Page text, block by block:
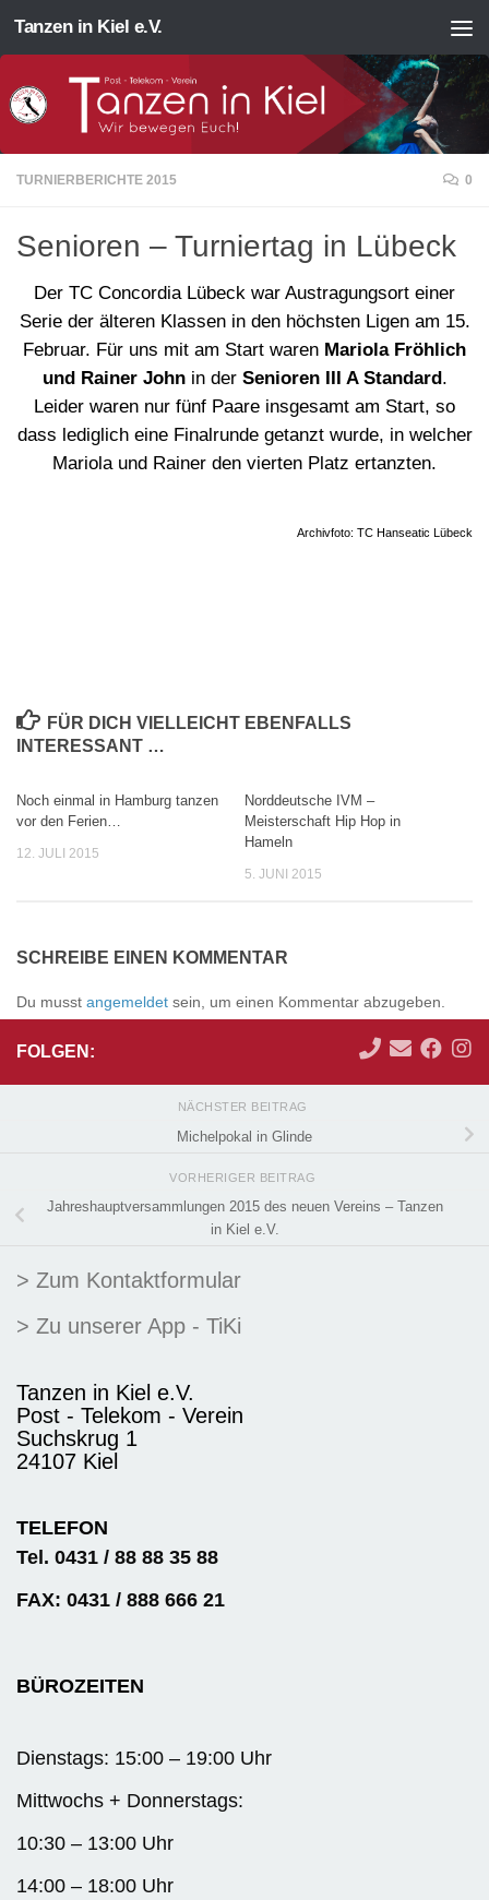
Zum Inhalt springen
Tanzen in Kiel e.V.
TURNIERBERICHTE 2015 0
Senioren – Turniertag in Lübeck
Der TC Concordia Lübeck war Austragungsort einer
Serie der älteren Klassen in den höchsten Ligen am 15.
Februar. Für uns mit am Start waren Mariola Fröhlich
und Rainer Johnin der Senioren III A Standard.
Leider waren nur fünf Paare insgesamt am Start, so
dass lediglich eine Finalrunde getanzt wurde, in welcher
Mariola und Rainer den vierten Platz ertanzten.
Archivfoto: TC Hanseatic Lübeck
FÜR DICH VIELLEICHT EBENFALLS
INTERESSANT …
Noch einmal in Hamburg tanzen
vor den Ferien…
12. JULI 2015
Norddeutsche IVM –
Meisterschaft Hip Hop in
Hameln
5. JUNI 2015
SCHREIBE EINEN KOMMENTAR
Du musst angemeldet sein, um einen Kommentar abzugeben.
FOLGEN:
NÄCHSTER BEITRAG
Michelpokal in Glinde
VORHERIGER BEITRAG
Jahreshauptversammlungen 2015 des neuen Vereins – Tanzen
in Kiel e.V.
> Zum Kontaktformular
> Zu unserer App - TiKi
Tanzen in Kiel e.V.
Post - Telekom - Verein
Suchskrug 1
24107 Kiel
TELEFON
Tel. 0431 / 88 88 35 88
FAX: 0431 / 888 666 21
BÜROZEITEN
Dienstags: 15:00 – 19:00 Uhr
Mittwochs + Donnerstags:
10:30 – 13:00 Uhr
14:00 – 18:00 Uhr